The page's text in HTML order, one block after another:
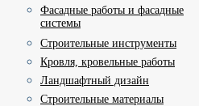
Фасадные работы и фасадные
системы
Строительные инструменты
Кровля, кровельные работы
Ландшафтный дизайн
Строительные материалы